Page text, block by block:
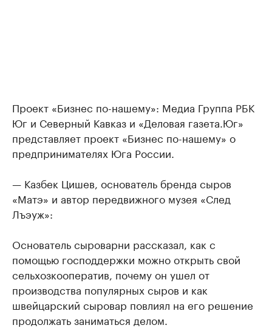
Проект «Бизнес по-нашему»: Медиа Группа РБК
Юг и Северный Кавказ и «Деловая газета.Юг»
представляет проект «Бизнес по-нашему» о
предпринимателях Юга России.
— Казбек Цишев, основатель бренда сыров
«Матэ» и автор передвижного музея «След
Лъэуж»:
Основатель сыроварни рассказал, как с
помощью господдержки можно открыть свой
сельхозкооператив, почему он ушел от
производства популярных сыров и как
швейцарский сыровар повлиял на его решение
продолжать заниматься делом.